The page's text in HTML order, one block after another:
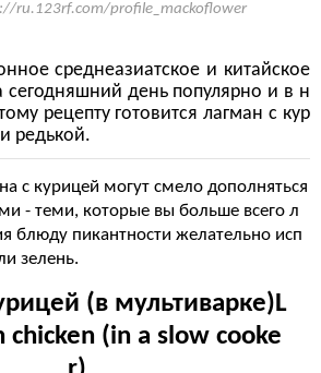
ru.123rf.com/profile_mackoflower
среднеазиатское и китайское
день популярно и в н
рецепту готовится лагман с кур
редькой.
с курицей могут смело дополняться
- теми, которые вы больше всего л
блюду пикантности желательно исп
зелень.
(в мультиварке)L
chicken (in a slow cooke